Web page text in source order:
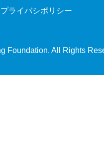
プライバシポリシー
Foundation. All Rights